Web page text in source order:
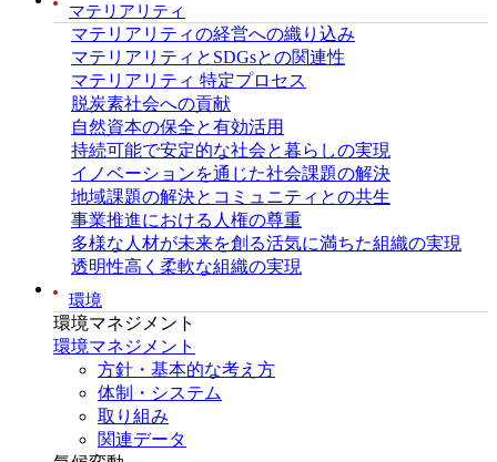
マテリアリティ
マテリアリティの経営への織り込み
マテリアリティとSDGsとの関連性
マテリアリティ 特定プロセス
脱炭素社会への貢献
自然資本の保全と有効活用
持続可能で安定的な社会と暮らしの実現
イノベーションを通じた社会課題の解決
地域課題の解決とコミュニティとの共生
事業推進における人権の尊重
多様な人材が未来を創る活気に満ちた組織の実現
透明性高く柔軟な組織の実現
環境
環境マネジメント
環境マネジメント
方針・基本的な考え方
体制・システム
取り組み
関連データ